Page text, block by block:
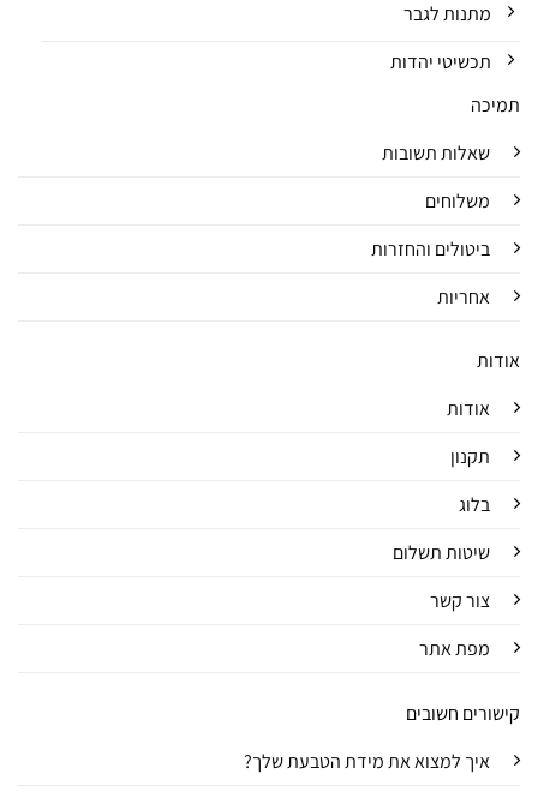
מתנות לגבר
תכשיטי יהדות
תמיכה
שאלות תשובות
משלוחים
ביטולים והחזרות
אחריות
אודות
אודות
תקנון
בלוג
שיטות תשלום
צור קשר
מפת אתר
קישורים חשובים
איך למצוא את מידת הטבעת שלך?